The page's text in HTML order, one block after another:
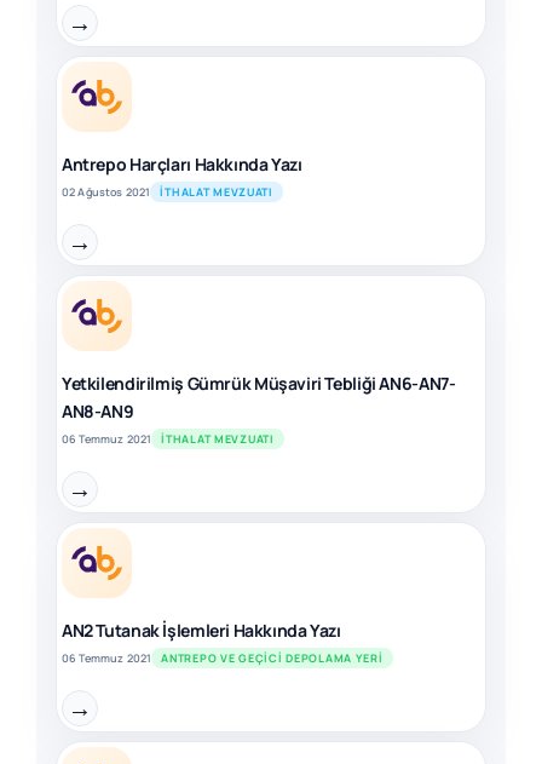
→
Antrepo Harçları Hakkında Yazı
02 Ağustos 2021 İTHALAT MEVZUATI
→
Yetkilendirilmiş Gümrük Müşaviri Tebliği AN6-AN7-
AN8-AN9
06 Temmuz 2021 İTHALAT MEVZUATI
→
AN2 Tutanak İşlemleri Hakkında Yazı
06 Temmuz 2021 ANTREPO VE GEÇICI DEPOLAMA YERI
→